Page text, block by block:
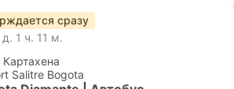
сразу
д. 1 ч. 11 м.
Salitre Bogota